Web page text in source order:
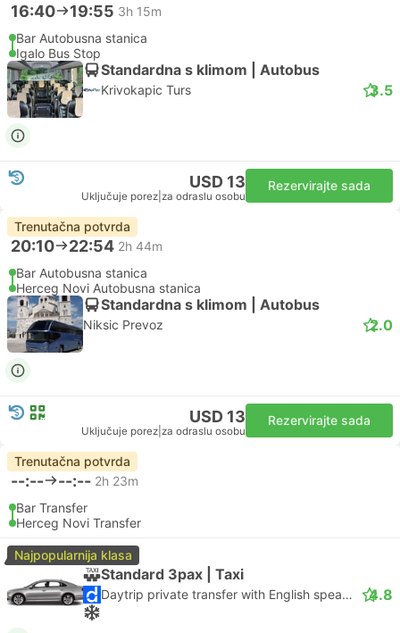
16:40 19:55 3h 15m
Bar Autobusna stanica
Igalo Bus Stop
Standardna s klimom | Autobus
Krivokapic Turs 3.5
USD 13
Uključuje porez za odraslu osobu
Rezervirajte sada
Trenutačna potvrda
20:10 22:54 2h 44m
Bar Autobusna stanica
Herceg Novi Autobusna stanica
Standardna s klimom | Autobus
Niksic Prevoz 2.0
USD 13
Uključuje porez za odraslu osobu
Rezervirajte sada
Trenutačna potvrda
--:-- --:-- 2h 23m
Bar Transfer
Herceg Novi Transfer
Najpopularnija klasa
Standard 3pax | Taxi
Daytrip private transfer with English speaking driver 4.8